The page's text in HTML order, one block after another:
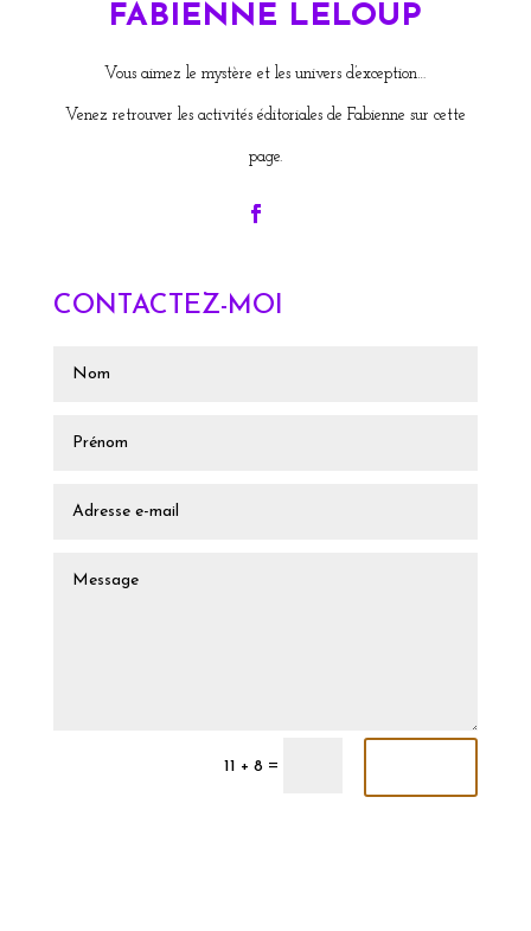
FABIENNE LELOUP
Vous aimez le mystère et les univers d’exception…
Venez retrouver les activités éditoriales de Fabienne sur cette
page.
CONTACTEZ-MOI
11 + 8 =